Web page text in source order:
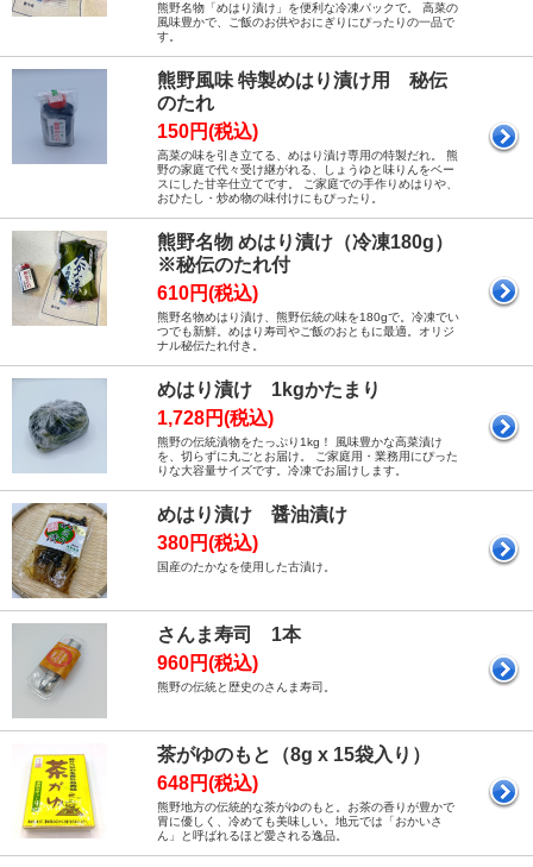
熊野名物「めはり漬け」を便利な冷凍パックで。 高菜の
風味豊かで、ご飯のお供やおにぎりにぴったりの一品で
す。
熊野風味 特製めはり漬け用 秘伝
のたれ
150円(税込)
高菜の味を引き立てる、めはり漬け専用の特製だれ。 熊
野の家庭で代々受け継がれる、しょうゆと味りんをベー
スにした甘辛仕立てです。 ご家庭での手作りめはりや、
おひたし・炒め物の味付けにもぴったり。
熊野名物 めはり漬け（冷凍180g）
※秘伝のたれ付
610円(税込)
熊野名物めはり漬け、熊野伝統の味を180gで。冷凍でい
つでも新鮮。めはり寿司やご飯のおともに最適。オリジ
ナル秘伝たれ付き。
めはり漬け 1kgかたまり
1,728円(税込)
熊野の伝統漬物をたっぷり1kg！ 風味豊かな高菜漬け
を、切らずに丸ごとお届け。 ご家庭用・業務用にぴった
りな大容量サイズです。冷凍でお届けします。
めはり漬け 醤油漬け
380円(税込)
国産のたかなを使用した古漬け。
さんま寿司 1本
960円(税込)
熊野の伝統と歴史のさんま寿司。
茶がゆのもと（8g x 15袋入り）
648円(税込)
熊野地方の伝統的な茶がゆのもと。お茶の香りが豊かで
胃に優しく、冷めても美味しい。地元では「おかいさ
ん」と呼ばれるほど愛される逸品。